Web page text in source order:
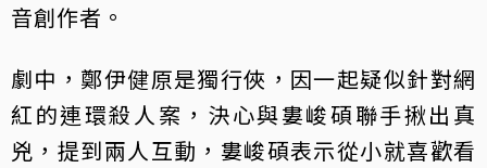
音創作者。
劇中，鄭伊健原是獨行俠，因一起疑似針對網
紅的連環殺人案，決心與婁峻碩聯手揪出真
兇，提到兩人互動，婁峻碩表示從小就喜歡看